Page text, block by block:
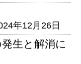
年12月26日
生と解消に